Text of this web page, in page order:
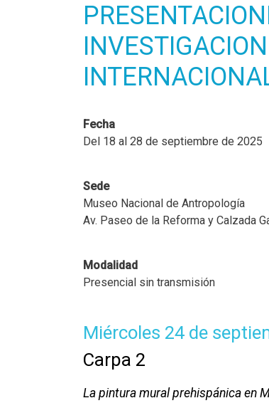
Fecha
Del 18 al 28 de septiembre de 2025
Sede
Museo Nacional de Antropología
Av. Paseo de la Reforma y Calzada
Modalidad
Presencial sin transmisión
Miércoles 24 de
Carpa 2
La pintura mural prehispánica en